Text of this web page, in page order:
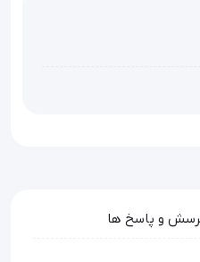
و پاسخ ها